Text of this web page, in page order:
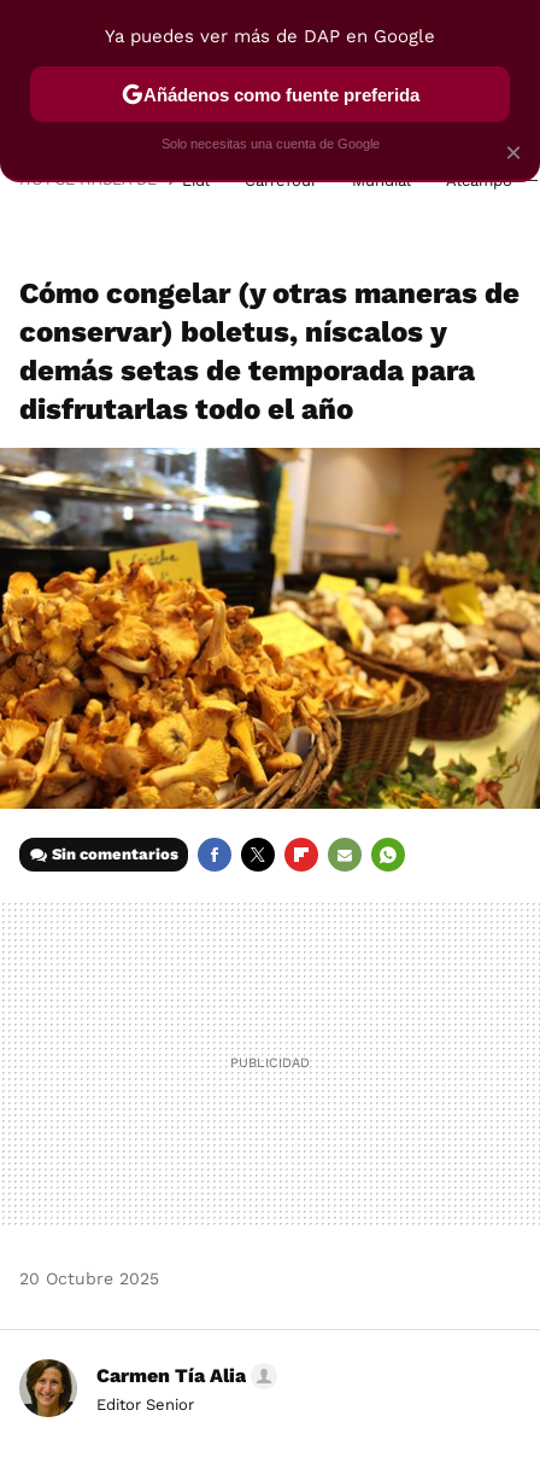
POSTRES VIAJES SELECCIÓN VEGUI
HOY SE HABLA DE Lidl Carrefour Mundial Alcampo
Cómo congelar (y otras maneras de
conservar) boletus, níscalos y
demás setas de temporada para
disfrutarlas todo el año
Sin comentarios
MAIL
20 Octubre 2025
Carmen Tía Alia
Editor Senior
×
Ya puedes ver más de DAP en Google
Añádenos como fuente preferida
Solo necesitas una cuenta de Google